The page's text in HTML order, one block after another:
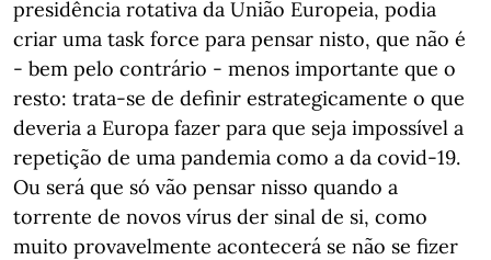
presidência rotativa da União Europeia, podia
criar uma task force para pensar nisto, que não é
- bem pelo contrário - menos importante que o
resto: trata-se de definir estrategicamente o que
deveria a Europa fazer para que seja impossível a
repetição de uma pandemia como a da covid-19.
Ou será que só vão pensar nisso quando a
torrente de novos vírus der sinal de si, como
muito provavelmente acontecerá se não se fizer